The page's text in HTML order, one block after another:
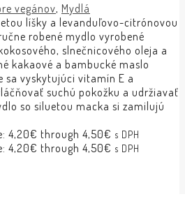
vegánov, Mydlá
líšky a levanduľovo-citrónovou
robené mydlo vyrobené
slnečnicového oleja a
kakaové a bambucké maslo
sa vyskytujúci vitamín E a
suchú pokožku a udržiavať
so siluetou macka si zamilujú
4,20€ through 4,50€ s DPH
4,20€ through 4,50€ s DPH